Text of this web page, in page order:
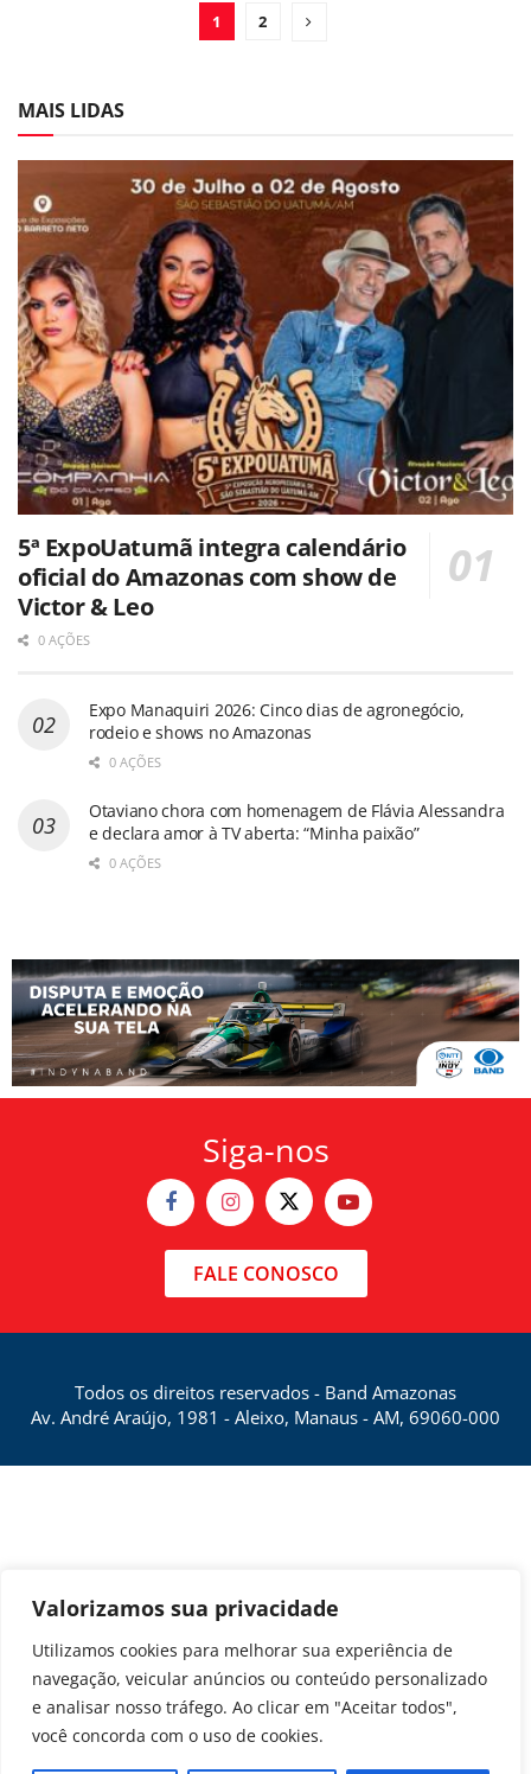
Valorizamos sua privacidade
Utilizamos cookies para melhorar sua experiência de
navegação, veicular anúncios ou conteúdo personalizado
e analisar nosso tráfego. Ao clicar em "Aceitar todos",
você concorda com o uso de cookies.
1 2
MAIS LIDAS
5ª ExpoUatumã integra calendário
oficial do Amazonas com show de
Victor & Leo
0 AÇÕES
Expo Manaquiri 2026: Cinco dias de agronegócio,
rodeio e shows no Amazonas
0 AÇÕES
Otaviano chora com homenagem de Flávia Alessandra
e declara amor à TV aberta: “Minha paixão”
0 AÇÕES
Siga-nos
FALE CONOSCO
Todos os direitos reservados - Band Amazonas
Av. André Araújo, 1981 - Aleixo, Manaus - AM, 69060-000